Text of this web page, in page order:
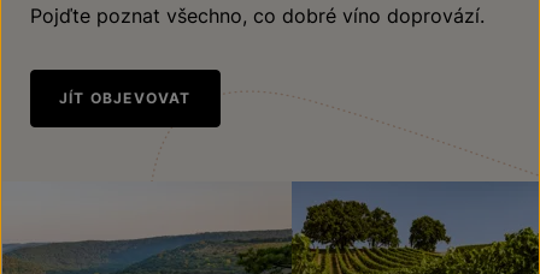
Pojďte poznat všechno, co dobré víno doprovází.
JÍT OBJEVOVAT